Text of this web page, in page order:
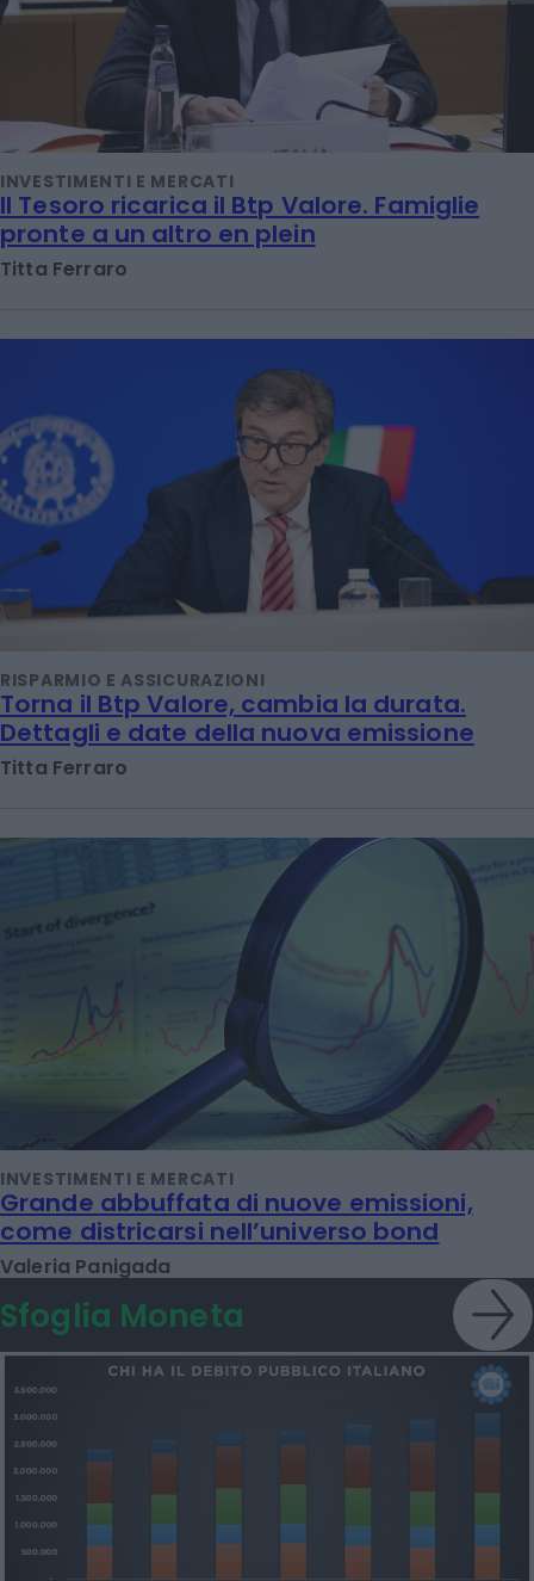
INVESTIMENTI E MERCATI
Il Tesoro ricarica il Btp Valore. Famiglie
pronte a un altro en plein
Titta Ferraro
RISPARMIO E ASSICURAZIONI
Torna il Btp Valore, cambia la durata.
Dettagli e date della nuova emissione
Titta Ferraro
INVESTIMENTI E MERCATI
Grande abbuffata di nuove emissioni,
come districarsi nell’universo bond
Valeria Panigada
Sfoglia Moneta